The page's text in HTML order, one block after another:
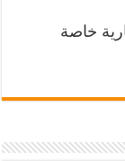
خاصة